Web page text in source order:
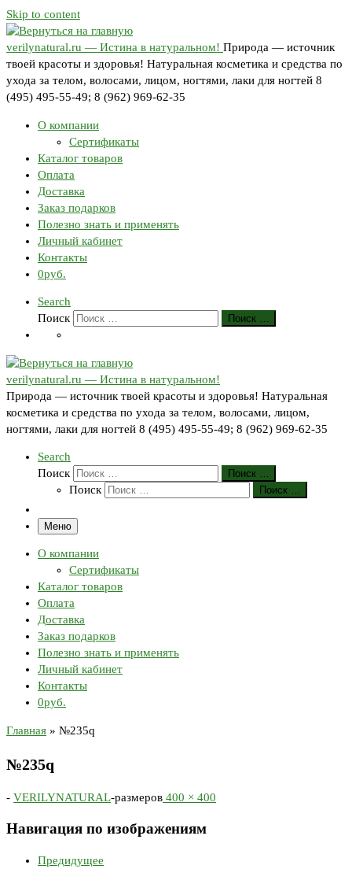
Skip to content
verilynatural.ru — Истина в натуральном! Природа — источник
твоей красоты и здоровья! Натуральная косметика и средства по
ухода за телом, волосами, лицом, ногтями, лаки для ногтей 8
(495) 495-55-49; 8 (962) 969-62-35
О компании
Сертификаты
Каталог товаров
Оплата
Доставка
Заказ подарков
Полезно знать и применять
Личный кабинет
Контакты
0руб.
Search
Поиск
Поиск …
verilynatural.ru — Истина в натуральном!
Природа — источник твоей красоты и здоровья! Натуральная
косметика и средства по ухода за телом, волосами, лицом,
ногтями, лаки для ногтей 8 (495) 495-55-49; 8 (962) 969-62-35
Search
Поиск
Поиск …
Поиск Поиск …
Меню
О компании
Сертификаты
Каталог товаров
Оплата
Доставка
Заказ подарков
Полезно знать и применять
Личный кабинет
Контакты
0руб.
Главная » №235q
№235q
- VERILYNATURAL-размеров 400 × 400
Навигация по изображениям
Предидущее